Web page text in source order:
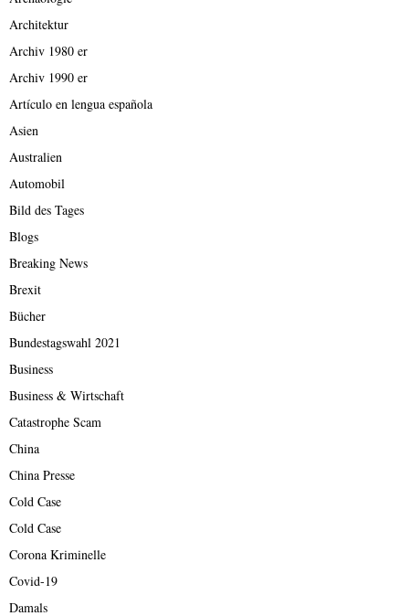
Architektur
Archiv 1980 er
Archiv 1990 er
Artículo en lengua española
Asien
Australien
Automobil
Bild des Tages
Blogs
Breaking News
Brexit
Bücher
Bundestagswahl 2021
Business
Business & Wirtschaft
Catastrophe Scam
China
China Presse
Cold Case
Cold Case
Corona Kriminelle
Covid-19
Damals